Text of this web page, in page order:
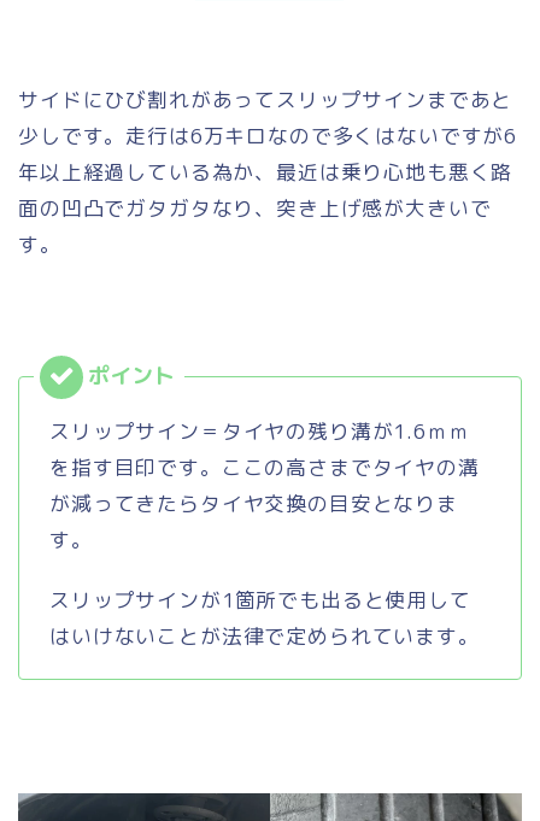
サイドにひび割れがあってスリップサインまであと
少しです。走行は6万キロなので多くはないですが6
年以上経過している為か、最近は乗り心地も悪く路
面の凹凸でガタガタなり、突き上げ感が大きいで
す。
スリップサイン＝タイヤの残り溝が1.6ｍｍ
を指す目印です。ここの高さまでタイヤの溝
が減ってきたらタイヤ交換の目安となりま
す。
スリップサインが1箇所でも出ると使用して
はいけないことが法律で定められています。